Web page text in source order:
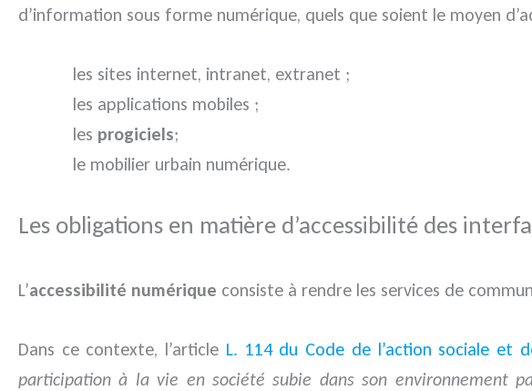
d’information sous forme numérique, quels que soient le moyen
les sites internet, intranet, extranet ;
les applications mobiles ;
les progiciels;
le mobilier urbain numérique.
Les obligations en matière d’accessibilité des
L’accessibilité numérique consiste à rendre les services de
Dans ce contexte, l’article L. 114 du Code de l’action sociale et
participation à la vie en société subie dans son environnement